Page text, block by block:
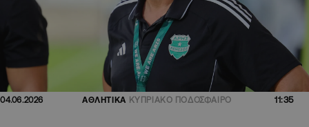
04.06.2026 ΑΘΛΗΤΙΚΑ ΚΥΠΡΙΑΚΟ ΠΟΔΟΣΦΑΙΡΟ 11:35